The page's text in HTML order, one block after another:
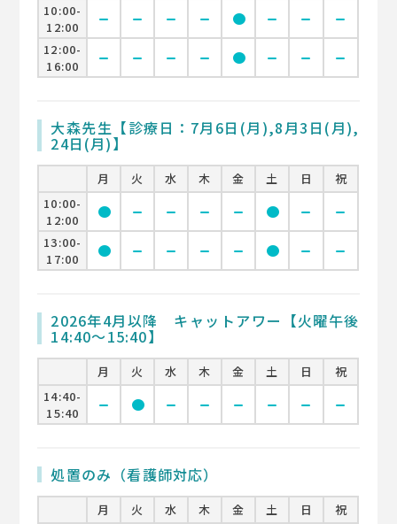
10:00-
12:00
remove remove remove remove circle remove remove remove
12:00-
16:00
remove remove remove remove circle remove remove remove
大森先生【診療日：7月6日(月),8月3日(月),
24日(月)】
月 火 水 木 金 土 日
祝
10:00-
12:00
circle remove remove remove remove circle remove remove
13:00-
17:00
circle remove remove remove remove circle remove remove
2026年4月以降 キャットアワー【火曜午後
14:40〜15:40】
月 火 水 木 金 土 日
祝
14:40-
15:40
remove circle remove remove remove remove remove remove
処置のみ（看護師対応）
月 火 水 木 金 土 日
祝